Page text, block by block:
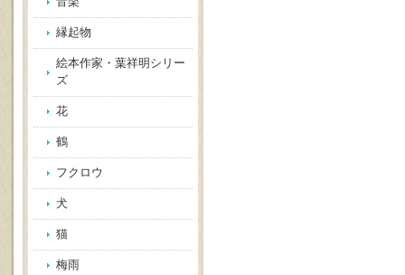
縁起物
絵本作家・葉祥明シリー
ズ
花
鶴
フクロウ
犬
猫
梅雨